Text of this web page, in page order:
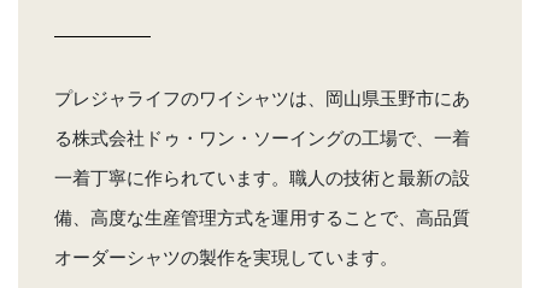
プレジャライフのワイシャツは、岡山県玉野市にあ
る株式会社ドゥ・ワン・ソーイングの工場で、一着
一着丁寧に作られています。職人の技術と最新の設
備、高度な生産管理方式を運用することで、高品質
オーダーシャツの製作を実現しています。